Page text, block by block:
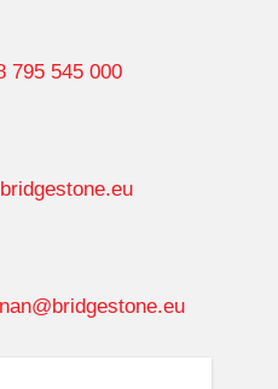
795 545 000